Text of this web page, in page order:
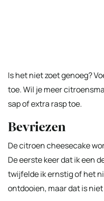
Is het niet zoet genoeg?
toe. Wil je meer
sap of extra rasp toe.
Bevriezen
De citroen cheesecake
De eerste keer dat ik een
twijfelde ik ernstig of het
ontdooien, maar dat is